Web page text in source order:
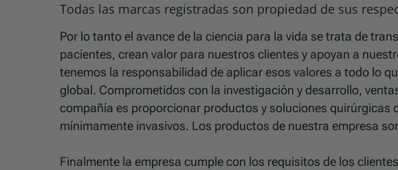
Todas las marcas registradas son propiedad de sus
Por lo tanto el avance de la ciencia para la vida se trata de
pacientes, crean valor para nuestros clientes y apoyan a
tenemos la responsabilidad de aplicar esos valores a todo lo
global. Comprometidos con la investigación y desarrollo,
compañía es proporcionar productos y soluciones
mínimamente invasivos. Los productos de nuestra empresa
Finalmente la empresa cumple con los requisitos de los